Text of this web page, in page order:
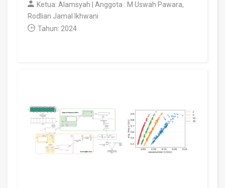
Ketua: Alamsyah | Anggota : M Uswah Pawara,
Rodlian Jamal Ikhwani
Tahun: 2024